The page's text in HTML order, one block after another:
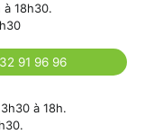
18h30.
91 96 96
à 18h.